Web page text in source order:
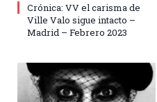
Crónica: VV el carisma de
Ville Valo sigue intacto –
Madrid – Febrero 2023